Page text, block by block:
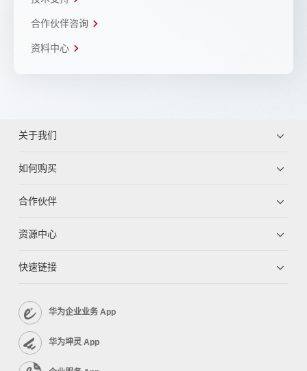
合作伙伴咨询
资料中心
关于我们
如何购买
合作伙伴
资源中心
快速链接
华为企业业务 App
华为坤灵 App